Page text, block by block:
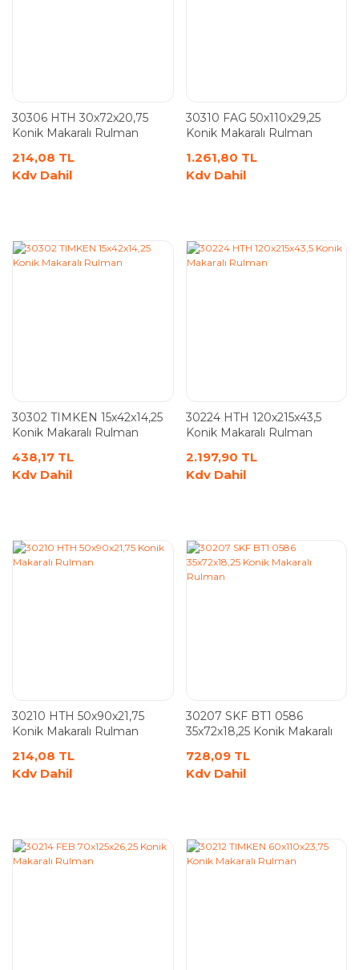
30306 HTH 30x72x20,75
Konik Makaralı Rulman
214,08 TL
Kdv Dahil
30310 FAG 50x110x29,25
Konik Makaralı Rulman
1.261,80 TL
Kdv Dahil
30302 TIMKEN 15x42x14,25
Konik Makaralı Rulman
438,17 TL
Kdv Dahil
30224 HTH 120x215x43,5
Konik Makaralı Rulman
2.197,90 TL
Kdv Dahil
30210 HTH 50x90x21,75
Konik Makaralı Rulman
214,08 TL
Kdv Dahil
30207 SKF BT1 0586
35x72x18,25 Konik Makaralı
728,09 TL
Kdv Dahil